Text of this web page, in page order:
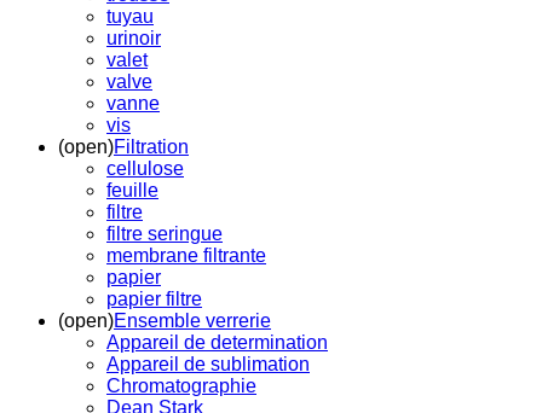
tuyau
urinoir
valet
valve
vanne
vis
(open)Filtration
cellulose
feuille
filtre
filtre seringue
membrane filtrante
papier
papier filtre
(open)Ensemble verrerie
Appareil de determination
Appareil de sublimation
Chromatographie
Dean Stark